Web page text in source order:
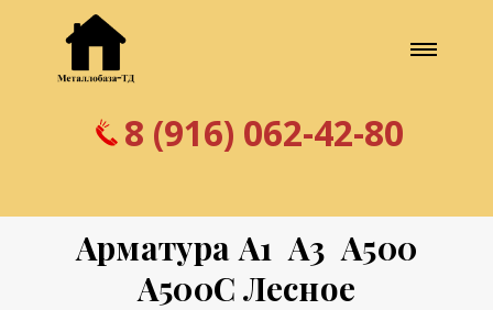
8 (916) 062-42-80
Арматура А1 А3 А500
А500С Лесное